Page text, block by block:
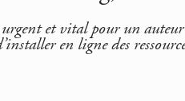
et vital pour un
en ligne des